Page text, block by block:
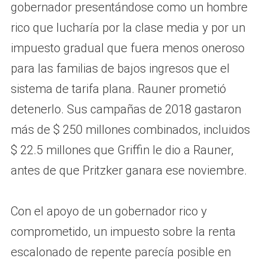
gobernador presentándose como un hombre
rico que lucharía por la clase media y por un
impuesto gradual que fuera menos oneroso
para las familias de bajos ingresos que el
sistema de tarifa plana. Rauner prometió
detenerlo. Sus campañas de 2018 gastaron
más de $ 250 millones combinados, incluidos
$ 22.5 millones que Griffin le dio a Rauner,
antes de que Pritzker ganara ese noviembre.
Con el apoyo de un gobernador rico y
comprometido, un impuesto sobre la renta
escalonado de repente parecía posible en